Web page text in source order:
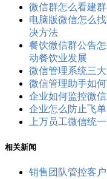
微信群怎么看建
电脑版微信怎么
决方法
餐饮微信群公告
动餐饮业发展
微信管理系统三大
微信管理助手如
企业如何监控微
企业怎么防止飞单
上万员工微信统
相关新闻
销售团队管控客